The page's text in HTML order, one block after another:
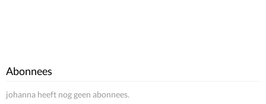
Abonnees
johanna heeft nog geen abonnees.